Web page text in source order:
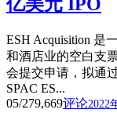
亿美元 IPO
ESH Acquisition 是
和酒店业的空白支
会提交申请，拟通
SPAC ES...
05/279,669评论2022